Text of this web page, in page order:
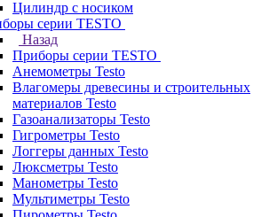
Цилиндр с носиком
серии TESTO
Назад
Приборы серии TESTO
Анемометры Testo
Влагомеры древесины и строительных
материалов Testo
Газоанализаторы Testo
Гигрометры Testo
Логгеры данных Testo
Люксметры Testo
Манометры Testo
Мультиметры Testo